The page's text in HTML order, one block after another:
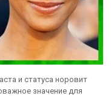
и статуса норовит
значение для